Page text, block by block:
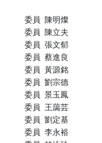
委員  陳明燦
委員  陳立夫
委員  張文郁
委員  蔡進良
委員  黃源銘
委員  劉宗德
委員  景玉鳳
委員  王藹芸
委員  劉定基
委員  李永裕